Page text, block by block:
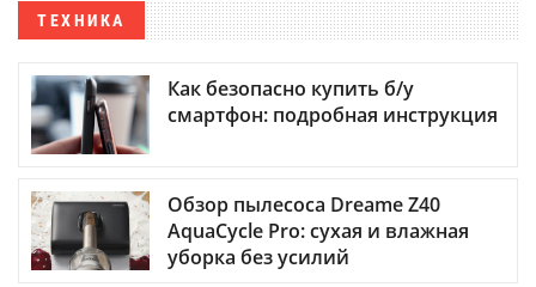
ТЕХНИКА
Как безопасно купить б/у
смартфон: подробная инструкция
Обзор пылесоса Dreame Z40
AquaCycle Pro: сухая и влажная
уборка без усилий